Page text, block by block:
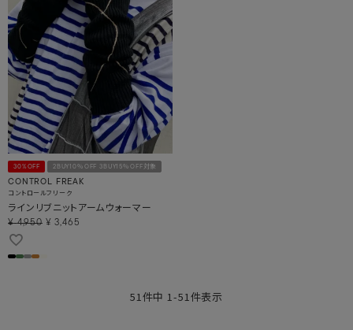
30%OFF 2BUY10％OFF 3BUY15％OFF対象
CONTROL FREAK
コントロールフリーク
ラインリブニットアームウォーマー
¥ 4,950 ¥ 3,465
51 件中 1 -51 件表示